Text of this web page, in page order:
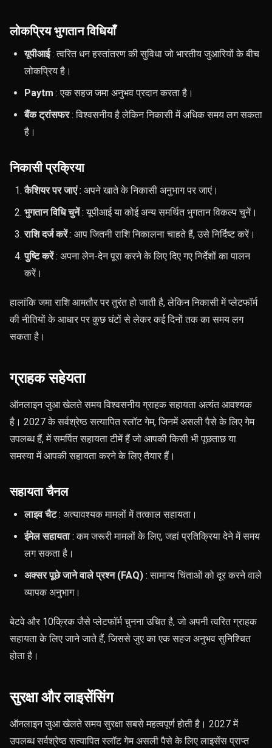
लोकप्रिय भुगतान विधियाँ
यूपीआई: त्वरित धन हस्तांतरण की सुविधा जो भारतीय जुआरियों के बीच
लोकप्रिय है।
Paytm : एक सहज जमा अनुभव प्रदान करता है।
बैंक ट्रांसफर: विश्वसनीय है लेकिन निकासी में अधिक समय लग सकता
है।
निकासी प्रक्रिया
कैशियर पर जाएं: अपने खाते के निकासी अनुभाग पर जाएं।
भुगतान विधि चुनें: यूपीआई या कोई अन्य समर्थित भुगतान विकल्प चुनें।
राशि दर्ज करें: आप जितनी राशि निकालना चाहते हैं, उसे निर्दिष्ट करें।
पुष्टि करें: अपना लेन-देन पूरा करने के लिए दिए गए निर्देशों का पालन
करें।
हालांकि जमा राशि आमतौर पर तुरंत हो जाती है, लेकिन निकासी में प्लेटफॉर्म
की नीतियों के आधार पर कुछ घंटों से लेकर कई दिनों तक का समय लग
सकता है।
ग्राहक सहेयता
ऑनलाइन जुआ खेलते समय विश्वसनीय ग्राहक सहायता अत्यंत आवश्यक
है। 2027 के सर्वश्रेष्ठ सत्यापित स्लॉट गेम, जिनमें असली पैसे के लिए गेम
उपलब्ध हैं, में समर्पित सहायता टीमें हैं जो आपकी किसी भी पूछताछ या
समस्या में आपकी सहायता करने के लिए तैयार हैं।
सहायता चैनल
लाइव चैट: अत्यावश्यक मामलों में तत्काल सहायता।
ईमेल सहायता: कम जरूरी मामलों के लिए, जहां प्रतिक्रिया देने में समय
लग सकता है।
अक्सर पूछे जाने वाले प्रश्न (FAQ) : सामान्य चिंताओं को दूर करने वाले
व्यापक अनुभाग।
बेटवे और 10क्रिक जैसे प्लेटफॉर्म चुनना उचित है, जो अपनी त्वरित ग्राहक
सहायता के लिए जाने जाते हैं, जिससे जुए का एक सहज अनुभव सुनिश्चित
होता है।
सुरक्षा और लाइसेंसिंग
ऑनलाइन जुआ खेलते समय सुरक्षा सबसे महत्वपूर्ण होती है। 2027 में
उपलब्ध सर्वश्रेष्ठ सत्यापित स्लॉट गेम असली पैसे के लिए लाइसेंस प्राप्त